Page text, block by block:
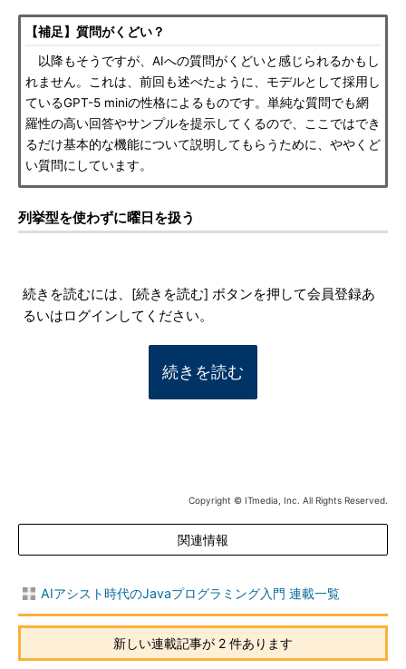
【補足】質問がくどい？
以降もそうですが、AIへの質問がくどいと感じられるかもし
れません。これは、前回も述べたように、モデルとして採用し
ているGPT-5 miniの性格によるものです。単純な質問でも網
羅性の高い回答やサンプルを提示してくるので、ここではでき
るだけ基本的な機能について説明してもらうために、ややくど
い質問にしています。
列挙型を使わずに曜日を扱う
続きを読むには、[続きを読む] ボタンを押して会員登録あ
るいはログインしてください。
続きを読む
Copyright © ITmedia, Inc. All Rights Reserved.
関連情報
AIアシスト時代のJavaプログラミング入門 連載一覧
新しい連載記事が 2 件あります